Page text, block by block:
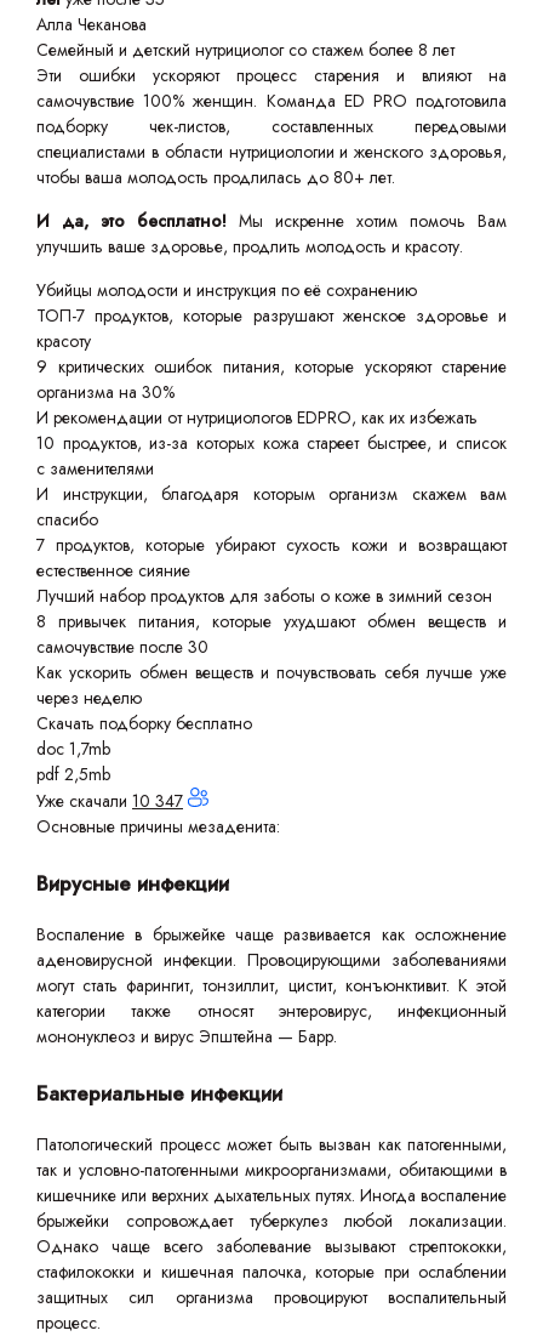
Алла Чеканова
Семейный и детский нутрициолог со стажем более 8 лет
Эти ошибки ускоряют процесс старения и влияют на
самочувствие 100% женщин. Команда ED PRO подготовила
подборку чек-листов, составленных передовыми
специалистами в области нутрициологии и женского здоровья,
чтобы ваша молодость продлилась до 80+ лет.
И да, это бесплатно! Мы искренне хотим помочь Вам
улучшить ваше здоровье, продлить молодость и красоту.
Убийцы молодости и инструкция по её сохранению
ТОП-7 продуктов, которые разрушают женское здоровье и
красоту
9 критических ошибок питания, которые ускоряют старение
организма на 30%
И рекомендации от нутрициологов EDPRO, как их избежать
10 продуктов, из-за которых кожа стареет быстрее, и список
с заменителями
И инструкции, благодаря которым организм скажем вам
спасибо
7 продуктов, которые убирают сухость кожи и возвращают
естественное сияние
Лучший набор продуктов для заботы о коже в зимний сезон
8 привычек питания, которые ухудшают обмен веществ и
самочувствие после 30
Как ускорить обмен веществ и почувствовать себя лучше уже
через неделю
Скачать подборку бесплатно
doc 1,7mb
pdf 2,5mb
Уже скачали 10 347
Основные причины мезаденита:
Вирусные инфекции
Воспаление в брыжейке чаще развивается как осложнение
аденовирусной инфекции. Провоцирующими заболеваниями
могут стать фарингит, тонзиллит, цистит, конъюнктивит. К этой
категории также относят энтеровирус, инфекционный
мононуклеоз и вирус Эпштейна — Барр.
Бактериальные инфекции
Патологический процесс может быть вызван как патогенными,
так и условно-патогенными микроорганизмами, обитающими в
кишечнике или верхних дыхательных путях. Иногда воспаление
брыжейки сопровождает туберкулез любой локализации.
Однако чаще всего заболевание вызывают стрептококки,
стафилококки и кишечная палочка, которые при ослаблении
защитных сил организма провоцируют воспалительный
процесс.